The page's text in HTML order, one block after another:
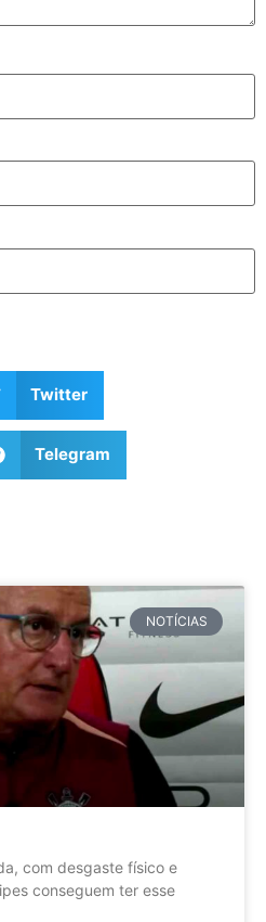
Twitter
Telegram
NOTÍCIAS
com desgaste físico e
conseguem ter esse